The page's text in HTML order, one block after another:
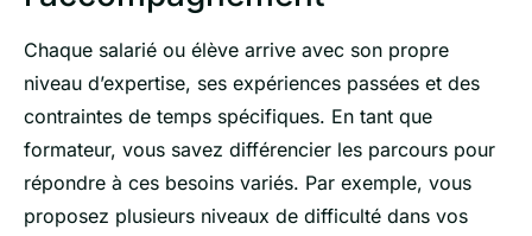
Chaque salarié ou élève arrive avec son propre
niveau d’expertise, ses expériences passées et des
contraintes de temps spécifiques. En tant que
formateur, vous savez différencier les parcours pour
répondre à ces besoins variés. Par exemple, vous
proposez plusieurs niveaux de difficulté dans vos